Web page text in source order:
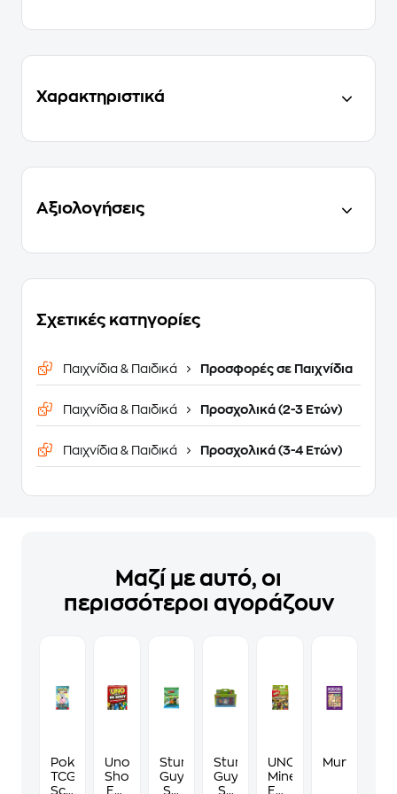
Χαρακτηριστικά
Αξιολογήσεις
Σχετικές κατηγορίες
Παιχνίδια & Παιδικά Προσφορές σε Παιχνίδια
Παιχνίδια & Παιδικά Προσχολικά (2-3 Ετών)
Παιχνίδια & Παιδικά Προσχολικά (3-4 Ετών)
Μαζί με αυτό, οι
περισσότεροι αγοράζουν
Pokémon
TCG:
Scarlet
Uno
Show
Em
Stumble
Guys
S2
Stumble
Guys
S2
UNO
Minecraft
Επιτραπέζιο
Murdoku